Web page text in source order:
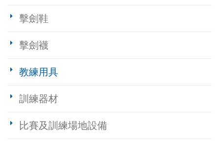
擊劍鞋
擊劍襪
教練用具
訓練器材
比賽及訓練場地設備